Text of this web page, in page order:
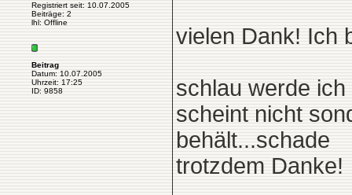
Registriert seit: 10.07.2005
Beiträge: 2
lhl: Offline
Beitrag
Datum: 10.07.2005
Uhrzeit: 17:25
ID: 9858
vielen Dank! Ich
schlau werde
scheint nicht
behält...schade
trotzdem Danke!